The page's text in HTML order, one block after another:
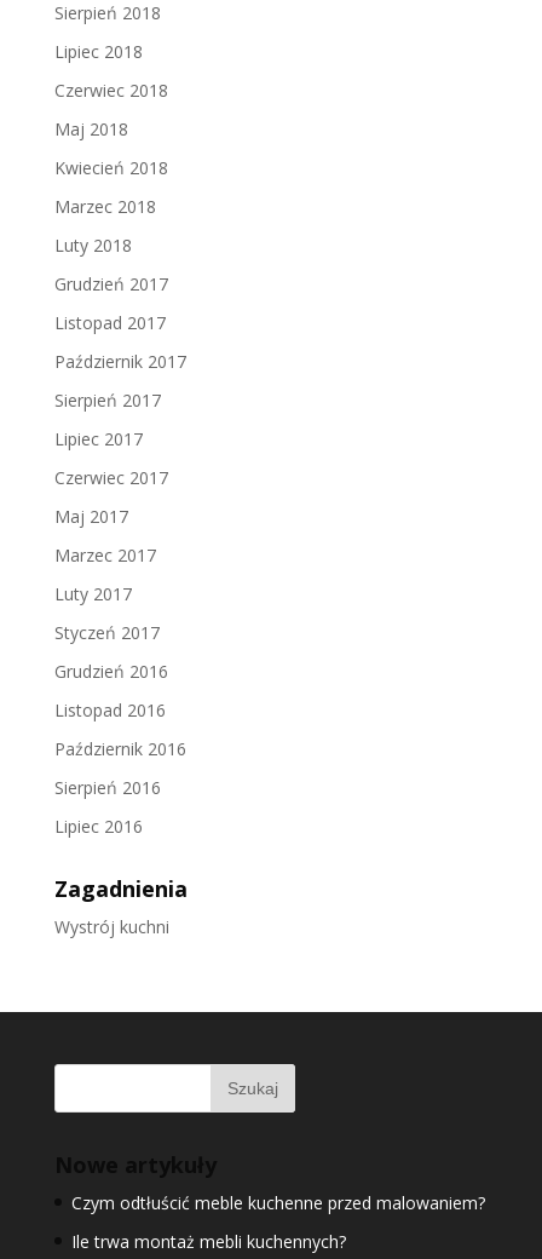
Sierpień 2018
Lipiec 2018
Czerwiec 2018
Maj 2018
Kwiecień 2018
Marzec 2018
Luty 2018
Grudzień 2017
Listopad 2017
Październik 2017
Sierpień 2017
Lipiec 2017
Czerwiec 2017
Maj 2017
Marzec 2017
Luty 2017
Styczeń 2017
Grudzień 2016
Listopad 2016
Październik 2016
Sierpień 2016
Lipiec 2016
Zagadnienia
Wystrój kuchni
Nowe artykuły
Czym odtłuścić meble kuchenne przed malowaniem?
Ile trwa montaż mebli kuchennych?